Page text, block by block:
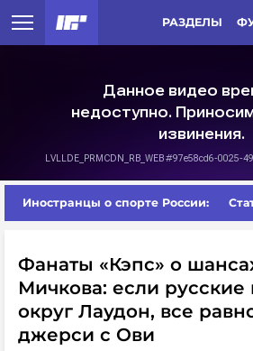
РАЗДЕЛЫ
Иностранцы о спорте России:
Фанаты «Кэпс» о
Мичкова: если русские
округ Лаудон, все
джерси с Ови